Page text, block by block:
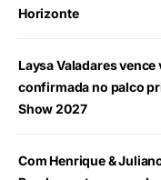
Horizonte
Laysa Valadares
confirmada no palco
Show 2027
Com Henrique &